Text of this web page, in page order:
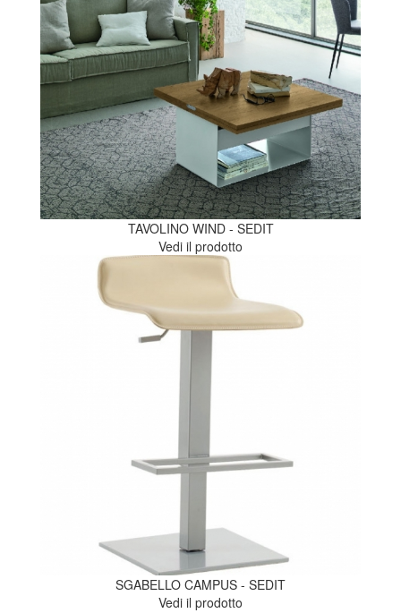
TAVOLINO WIND - SEDIT
Vedi il prodotto
SGABELLO CAMPUS - SEDIT
Vedi il prodotto